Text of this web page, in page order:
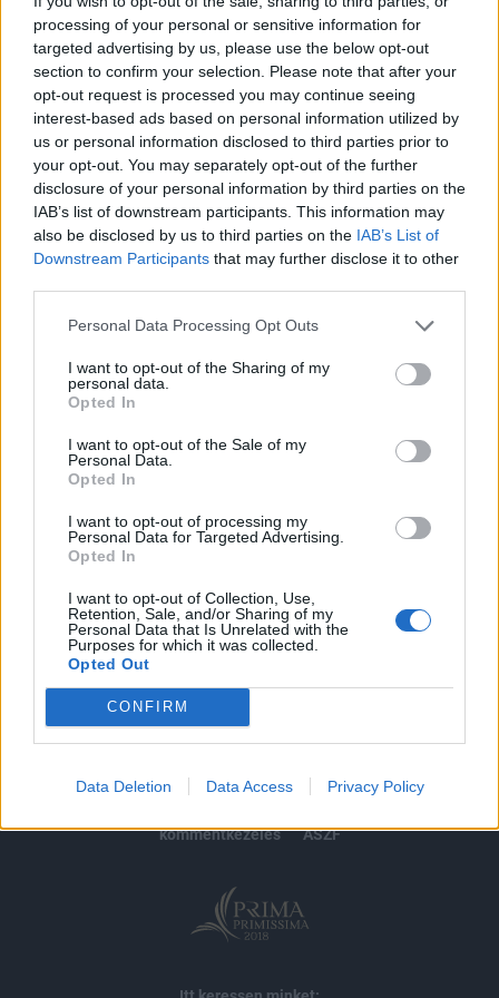
processing of your personal or sensitive information for
targeted advertising by us, please use the below opt-out
section to confirm your selection. Please note that after your
opt-out request is processed you may continue seeing
interest-based ads based on personal information utilized by
us or personal information disclosed to third parties prior to
your opt-out. You may separately opt-out of the further
disclosure of your personal information by third parties on the
IAB’s list of downstream participants. This information may
also be disclosed by us to third parties on the IAB’s List of
Downstream Participants that may further disclose it to other
Personal Data Processing Opt Outs
I want to opt-out of the Sharing of my
personal data.
Opted In
I want to opt-out of the Sale of my
Personal Data.
Opted In
I want to opt-out of processing my
Personal Data for Targeted Advertising.
Opted In
I want to opt-out of Collection, Use,
Retention, Sale, and/or Sharing of my
Personal Data that Is Unrelated with the
Purposes for which it was collected.
Opted Out
CONFIRM
Data Deletion Data Access Privacy Policy
95-ös benzin: 591 Ft/liter Gázolaj: 596 Ft/liter Kapcsolódó
cikkünk 2025. 09. 02. Bod Péter Ákos: a piactorzítás növeli
az inflációt és rontja a növekedést 2025. 09. 01. Itt a
bejelentés: így alakul holnaptól a benzin ára 2025. 09. 01.
Hernádi...
KEDVES OLVASÓNK!
A keresett cikk a portfolio.hu hírarchívumához
tartozik, melynek olvasása előfizetéses
regisztrációhoz kötött.
Az előfizetés a következőket tartalmazza:
Portfolio.hu teljes cikkarchívum
Kötéslisták: BÉT elmúlt 2 év napon belüli
kötéslistái
MÁR ELŐFIZETŐNK VAGY? BEJELENTKEZÉS
© 2026 Portfolio
szerzői jogok médiaajánlat
karrier
kommentkezelés
ÁSZF